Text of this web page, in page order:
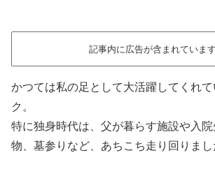
記事内に広告が含まれています
かつては私の足として大活躍してくれ
ク。
特に独身時代は、父が暮らす施設や入
物、墓参りなど、あちこち走り回りまし